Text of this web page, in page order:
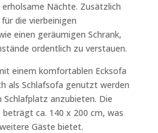
Nächte. Zusätzlich
die vierbeinigen
einen geräumigen Schrank,
ordentlich zu verstauen.
einem komfortablen Ecksofa
als Schlafsofa genutzt werden
anzubieten. Die
ca. 140 x 200 cm, was
Gäste bietet.